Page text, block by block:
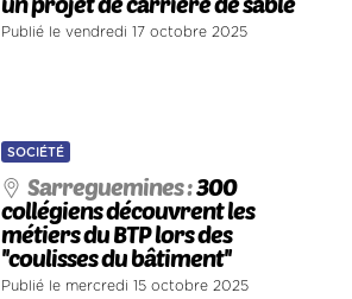
Publié le vendredi 17 octobre 2025
SOCIÉTÉ
Sarreguemines :300
collégiens découvrent les
métiers du BTP lors des
''coulisses du bâtiment''
Publié le mercredi 15 octobre 2025